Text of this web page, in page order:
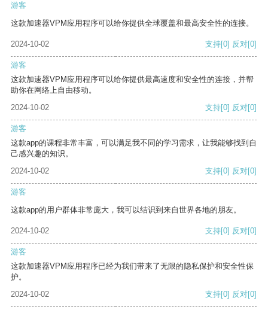
游客
这款加速器VPM应用程序可以给你提供全球覆盖和最高安全性的连接。
2024-10-02 支持[0] 反对[0]
游客
这款加速器VPM应用程序可以给你提供最高速度和安全性的连接，并帮
助你在网络上自由移动。
2024-10-02
支持[0] 反对[0]
游客
这款app的课程非常丰富，可以满足我不同的学习需求，让我能够找到自
己感兴趣的知识。
2024-10-02
支持[0] 反对[0]
游客
这款app的用户群体非常庞大，我可以结识到来自世界各地的朋友。
2024-10-02 支持[0] 反对[0]
游客
这款加速器VPM应用程序已经为我们带来了无限的隐私保护和安全性保
护。
2024-10-02
支持[0] 反对[0]